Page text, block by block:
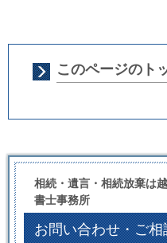
このページのト
相続・遺言・相続放棄は
書士事務所
お問い合わせ・ご相